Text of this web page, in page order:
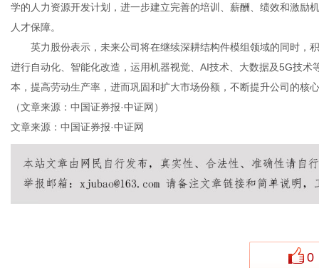
学的人力资源开发计划，进一步建立完善的培训、薪酬、绩效和激励
人才保障。
英力股份表示，未来公司将在继续深耕结构件模组领域的同时，
进行自动化、智能化改造，运用机器视觉、AI技术、大数据及5G技术
本，提高劳动生产率，进而巩固和扩大市场份额，不断提升公司的核
（文章来源：中国证券报·中证网）
文章来源：中国证券报·中证网
0